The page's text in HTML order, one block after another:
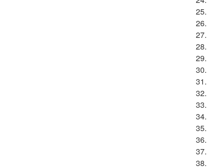
25.
26.
27.
28.
29.
30.
31.
32.
33.
34.
35.
36.
37.
38.